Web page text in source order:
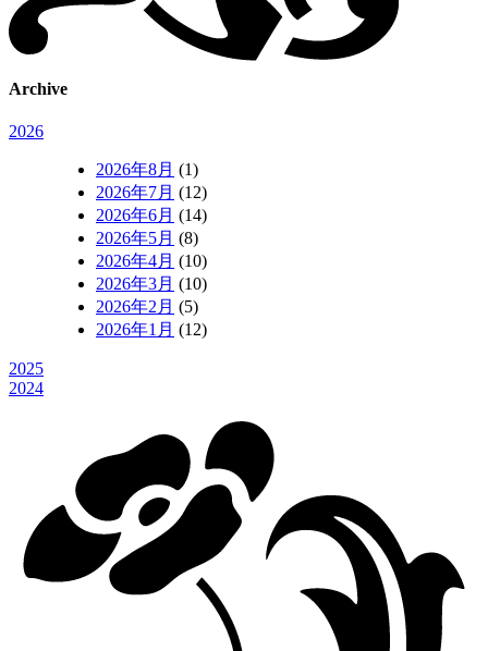
Archive
2026
2026年8月 (1)
2026年7月 (12)
2026年6月 (14)
2026年5月 (8)
2026年4月 (10)
2026年3月 (10)
2026年2月 (5)
2026年1月 (12)
2025
2024